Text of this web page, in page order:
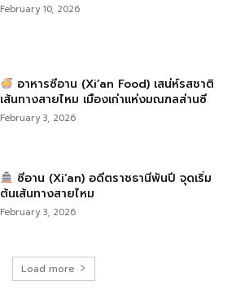
February 10, 2026
อาหารซีอาน (Xi’an Food) เสน่ห์รสชาติ
เส้นทางสายไหม เมืองเก่าแห่งมณฑลส่านซี
February 3, 2026
ซีอาน (Xi’an) อดีตราชธานีพันปี จุดเริ่ม
ต้นเส้นทางสายไหม
February 3, 2026
Load more